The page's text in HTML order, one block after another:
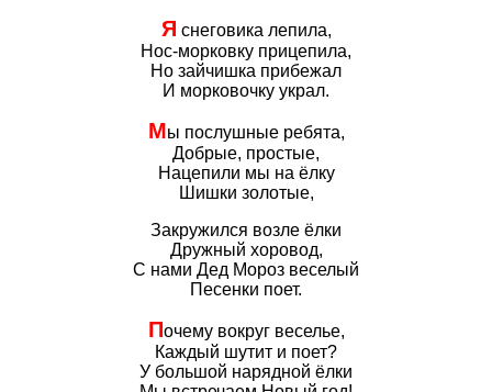
Я снеговика лепила,
Нос-морковку прицепила,
Но зайчишка прибежал
И морковочку украл.
Мы послушные ребята,
Добрые, простые,
Нацепили мы на ёлку
Шишки золотые,
Закружился возле ёлки
Дружный хоровод,
С нами Дед Мороз веселый
Песенки поет.
Почему вокруг веселье,
Каждый шутит и поет?
У большой нарядной ёлки